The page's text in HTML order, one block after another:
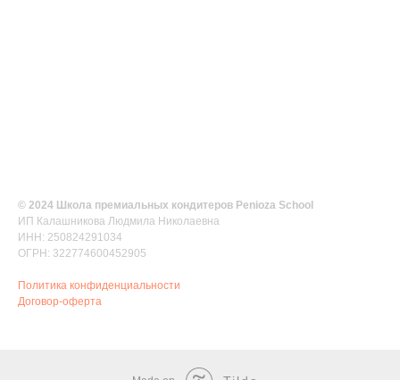
© 2024 Школа премиальных кондитеров Penioza School
ИП Калашникова Людмила Николаевна
ИНН: 250824291034
ОГРН: 322774600452905
Политика конфиденциальности
Договор-оферта